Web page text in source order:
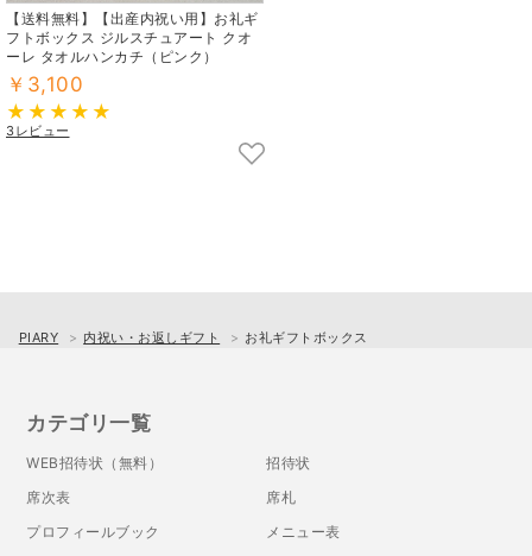
【送料無料】【出産内祝い用】お礼ギ
フトボックス ジルスチュアート クオ
ーレ タオルハンカチ（ピンク）
￥3,100
3レビュー
PIARY 内祝い・お返しギフト お礼ギフトボックス
カテゴリ一覧
WEB招待状（無料）
招待状
席次表
席札
プロフィールブック
メニュー表